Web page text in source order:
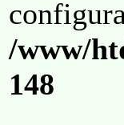
/www/
148